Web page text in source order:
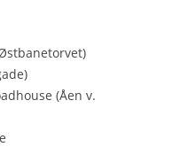
(Åen v.